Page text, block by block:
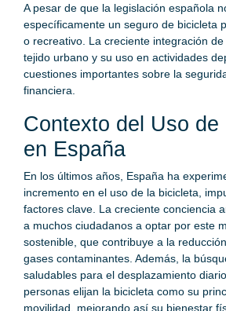
A pesar de que la legislación española
específicamente un seguro de bicicleta
o recreativo. La creciente integración
tejido urbano y su uso en actividades
cuestiones importantes sobre la
financiera.
Contexto del Uso de
en España
En los últimos años, España ha
incremento en el uso de la bicicleta,
factores clave. La creciente conciencia
a muchos ciudadanos a optar por este
sostenible, que contribuye a la
gases contaminantes. Además, la
saludables para el desplazamiento
personas elijan la bicicleta como su
movilidad, mejorando así su bienestar